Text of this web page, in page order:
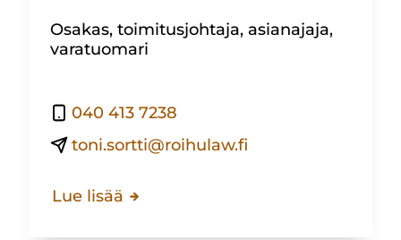
Osakas, toimitusjohtaja, asianajaja,
varatuomari
040 413 7238
toni.sortti@roihulaw.fi
Lue lisää